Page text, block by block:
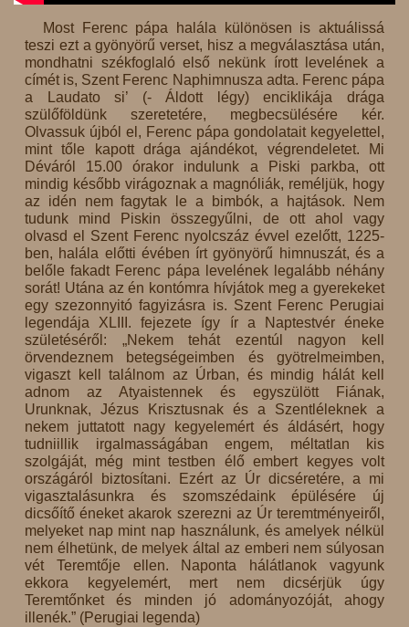
Most Ferenc pápa halála különösen is aktuálissá
teszi ezt a gyönyörű verset, hisz a megválasztása után,
mondhatni székfoglaló első nekünk írott levelének a
címét is, Szent Ferenc Naphimnusza adta. Ferenc pápa
a Laudato si’ (- Áldott légy) enciklikája drága
szülőföldünk szeretetére, megbecsülésére kér.
Olvassuk újból el, Ferenc pápa gondolatait kegyelettel,
mint tőle kapott drága ajándékot, végrendeletet. Mi
Déváról 15.00 órakor indulunk a Piski parkba, ott
mindig később virágoznak a magnóliák, reméljük, hogy
az idén nem fagytak le a bimbók, a hajtások. Nem
tudunk mind Piskin összegyűlni, de ott ahol vagy
olvasd el Szent Ferenc nyolcszáz évvel ezelőtt, 1225-
ben, halála előtti évében írt gyönyörű himnuszát, és a
belőle fakadt Ferenc pápa levelének legalább néhány
sorát! Utána az én kontómra hívjátok meg a gyerekeket
egy szezonnyitó fagyizásra is. Szent Ferenc Perugiai
legendája XLIII. fejezete így ír a Naptestvér éneke
születéséről: „Nekem tehát ezentúl nagyon kell
örvendeznem betegségeimben és gyötrelmeimben,
vigaszt kell találnom az Úrban, és mindig hálát kell
adnom az Atyaistennek és egyszülött Fiának,
Urunknak, Jézus Krisztusnak és a Szentléleknek a
nekem juttatott nagy kegyelemért és áldásért, hogy
tudniillik irgalmasságában engem, méltatlan kis
szolgáját, még mint testben élő embert kegyes volt
országáról biztosítani. Ezért az Úr dicséretére, a mi
vigasztalásunkra és szomszédaink épülésére új
dicsőítő éneket akarok szerezni az Úr teremtményeiről,
melyeket nap mint nap használunk, és amelyek nélkül
nem élhetünk, de melyek által az emberi nem súlyosan
vét Teremtője ellen. Naponta hálátlanok vagyunk
ekkora kegyelemért, mert nem dicsérjük úgy
Teremtőnket és minden jó adományozóját, ahogy
illenék.” (Perugiai legenda)